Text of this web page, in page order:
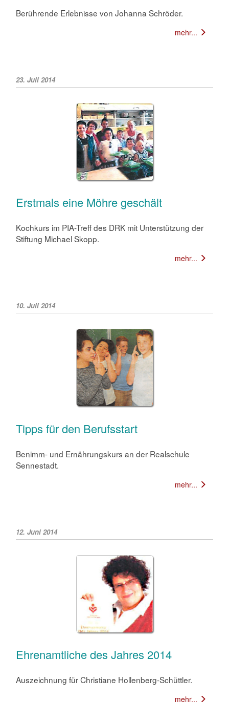
Berührende Erlebnisse von Johanna Schröder.
mehr...
23. Juli 2014
Erstmals eine Möhre geschält
Kochkurs im PIA-Treff des DRK mit Unterstützung der
Stiftung Michael Skopp.
mehr...
10. Juli 2014
Tipps für den Berufsstart
Benimm- und Ernährungskurs an der Realschule
Sennestadt.
mehr...
12. Juni 2014
Ehrenamtliche des Jahres 2014
Auszeichnung für Christiane Hollenberg-Schüttler.
mehr...